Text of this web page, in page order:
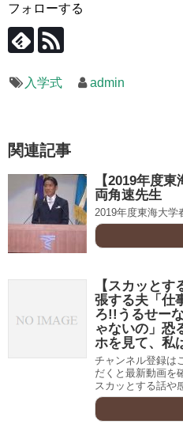
フォローする
入学式 admin
関連記事
【2019年度
両角速先生
2019年度東海大学
【スカッと
張する夫「仕
ろ!!うるせー
ゃないの」恐
ホを見て、私
チャンネル登録は
だくと最新動画を
スカッとする話や